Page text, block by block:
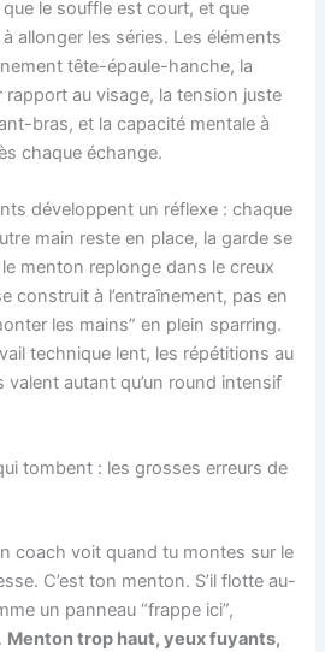
le souffle est court, et que
allonger les séries. Les éléments
tête-épaule-hanche, la
au visage, la tension juste
bras, et la capacité mentale à
chaque échange.
développent un réflexe : chaque
main reste en place, la garde se
menton replonge dans le creux
construit à l’entraînement, pas en
les mains” en plein sparring.
technique lent, les répétitions au
valent autant qu’un round intensif
tombent : les grosses erreurs de
coach voit quand tu montes sur le
C’est ton menton. S’il flotte au-
un panneau “frappe ici”,
Menton trop haut, yeux fuyants,